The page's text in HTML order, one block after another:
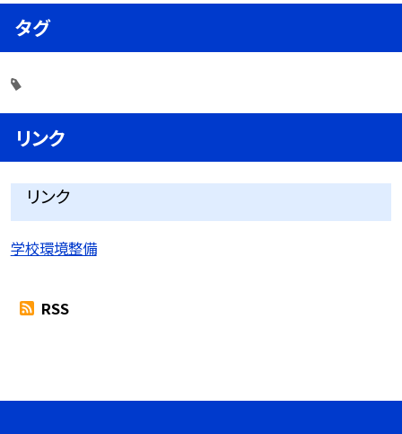
タグ
リンク
リンク
学校環境整備
RSS